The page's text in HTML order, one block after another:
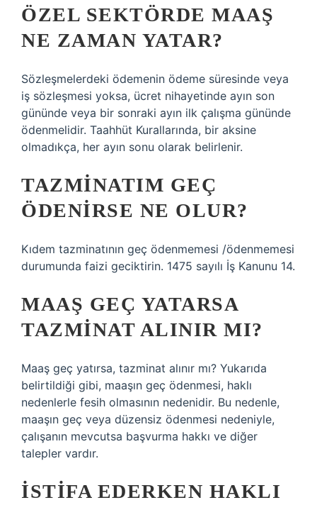
ÖZEL SEKTÖRDE MAAŞ
NE ZAMAN YATAR?
Sözleşmelerdeki ödemenin ödeme süresinde veya
iş sözleşmesi yoksa, ücret nihayetinde ayın son
gününde veya bir sonraki ayın ilk çalışma gününde
ödenmelidir. Taahhüt Kurallarında, bir aksine
olmadıkça, her ayın sonu olarak belirlenir.
TAZMINATIM GEÇ
ÖDENIRSE NE OLUR?
Kıdem tazminatının geç ödenmemesi /ödenmemesi
durumunda faizi geciktirin. 1475 sayılı İş Kanunu 14.
MAAŞ GEÇ YATARSA
TAZMINAT ALINIR MI?
Maaş geç yatırsa, tazminat alınır mı? Yukarıda
belirtildiği gibi, maaşın geç ödenmesi, haklı
nedenlerle fesih olmasının nedenidir. Bu nedenle,
maaşın geç veya düzensiz ödenmesi nedeniyle,
çalışanın mevcutsa başvurma hakkı ve diğer
talepler vardır.
İSTIFA EDERKEN HAKLI